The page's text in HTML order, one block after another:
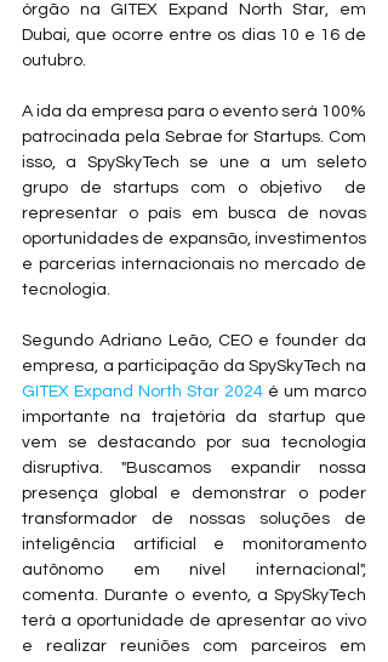
órgão na GITEX Expand North Star, em
Dubai, que ocorre entre os dias 10 e 16 de
outubro.
A ida da empresa para o evento será 100%
patrocinada pela Sebrae for Startups. Com
isso, a SpySkyTech se une a um seleto
grupo de startups com o objetivo  de
representar o país em busca de novas
oportunidades de expansão, investimentos
e parcerias internacionais no mercado de
tecnologia.
Segundo Adriano Leão, CEO e founder da
GITEX Expand North Star 2024 é um marco
importante na trajetória da startup que
vem se destacando por sua tecnologia
disruptiva. "Buscamos expandir nossa
presença global e demonstrar o poder
transformador de nossas soluções de
inteligência artificial e monitoramento
autônomo em nível internacional",
comenta. Durante o evento, a SpySkyTech
terá a oportunidade de apresentar ao vivo
e realizar reuniões com parceiros em